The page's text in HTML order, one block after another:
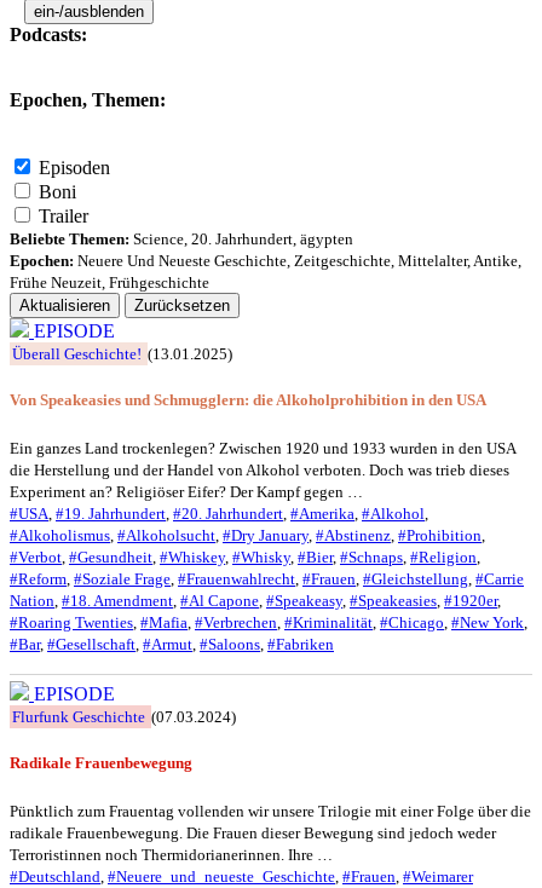
ein-/ausblenden
Podcasts:
Epochen, Themen:
Episoden
Boni
Trailer
Beliebte Themen: Science 20. Jahrhundert ägypten
Epochen: Neuere Und Neueste Geschichte Zeitgeschichte Mittelalter, Antike
Frühe Neuzeit Frühgeschichte
Aktualisieren
Zurücksetzen
EPISODE
Überall Geschichte! (13.01.2025)
Von Speakeasies und Schmugglern: die Alkoholprohibition in den USA
Ein ganzes Land trockenlegen? Zwischen 1920 und 1933 wurden in den USA
die Herstellung und der Handel von Alkohol verboten. Doch was trieb dieses
Experiment an? Religiöser Eifer? Der Kampf gegen …
#USA, #19. Jahrhundert, #20. Jahrhundert, #Amerika, #Alkohol,
#Alkoholismus, #Alkoholsucht, #Dry January, #Abstinenz, #Prohibition,
#Verbot, #Gesundheit, #Whiskey, #Whisky, #Bier, #Schnaps, #Religion,
#Reform, #Soziale Frage, #Frauenwahlrecht, #Frauen, #Gleichstellung, #Carrie
Nation, #18. Amendment, #Al Capone, #Speakeasy, #Speakeasies, #1920er,
#Roaring Twenties, #Mafia, #Verbrechen, #Kriminalität, #Chicago, #New York,
#Bar, #Gesellschaft, #Armut, #Saloons, #Fabriken
EPISODE
Flurfunk Geschichte (07.03.2024)
Radikale Frauenbewegung
Pünktlich zum Frauentag vollenden wir unsere Trilogie mit einer Folge über die
radikale Frauenbewegung. Die Frauen dieser Bewegung sind jedoch weder
Terroristinnen noch Thermidorianerinnen. Ihre …
#Deutschland, #Neuere_und_neueste_Geschichte, #Frauen, #Weimarer